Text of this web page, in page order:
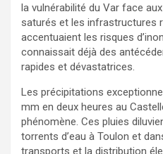
la vulnérabilité du Var face
saturés et les infrastructures
accentuaient les risques
connaissait déjà des
rapides et dévastatrices.
Les précipitations
mm en deux heures au
phénomène. Ces pluies
torrents d’eau à Toulon et
transports et la distribution